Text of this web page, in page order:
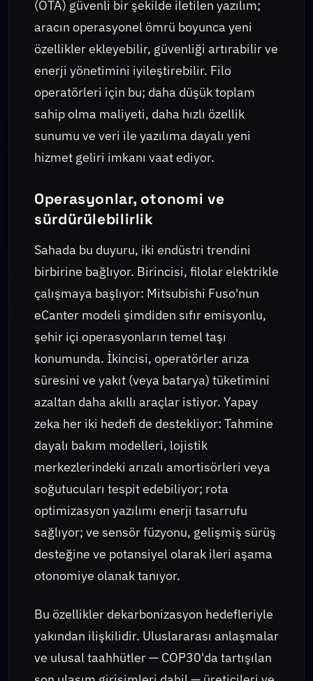
(OTA) güvenli bir şekilde iletilen yazılım;
aracın operasyonel ömrü boyunca yeni
özellikler ekleyebilir, güvenliği artırabilir ve
enerji yönetimini iyileştirebilir. Filo
operatörleri için bu; daha düşük toplam
sahip olma maliyeti, daha hızlı özellik
sunumu ve veri ile yazılıma dayalı yeni
hizmet geliri imkanı vaat ediyor.
Operasyonlar, otonomi ve
sürdürülebilirlik
Sahada bu duyuru, iki endüstri trendini
birbirine bağlıyor. Birincisi, filolar elektrikle
çalışmaya başlıyor: Mitsubishi Fuso'nun
eCanter modeli şimdiden sıfır emisyonlu,
şehir içi operasyonların temel taşı
konumunda. İkincisi, operatörler arıza
süresini ve yakıt (veya batarya) tüketimini
azaltan daha akıllı araçlar istiyor. Yapay
zeka her iki hedefi de destekliyor: Tahmine
dayalı bakım modelleri, lojistik
merkezlerindeki arızalı amortisörleri veya
soğutucuları tespit edebiliyor; rota
optimizasyon yazılımı enerji tasarrufu
sağlıyor; ve sensör füzyonu, gelişmiş sürüş
desteğine ve potansiyel olarak ileri aşama
otonomiye olanak tanıyor.
Bu özellikler dekarbonizasyon hedefleriyle
yakından ilişkilidir. Uluslararası anlaşmalar
ve ulusal taahhütler — COP30'da tartışılan